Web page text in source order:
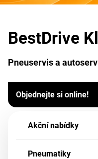
BestDrive
Pneuservis a
Objednejte si online!
Akční nabídky
Pneumatiky